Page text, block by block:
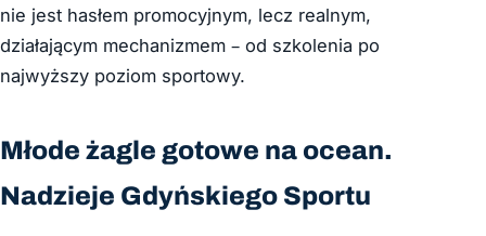
nie jest hasłem promocyjnym, lecz realnym,
działającym mechanizmem – od szkolenia po
najwyższy poziom sportowy.
Młode żagle gotowe na ocean.
Nadzieje Gdyńskiego Sportu